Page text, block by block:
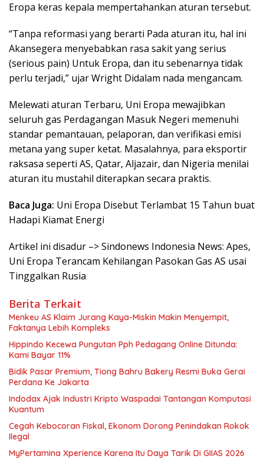
Eropa keras kepala mempertahankan aturan tersebut.
“Tanpa reformasi yang berarti Pada aturan itu, hal ini
Akansegera menyebabkan rasa sakit yang serius
(serious pain) Untuk Eropa, dan itu sebenarnya tidak
perlu terjadi,” ujar Wright Didalam nada mengancam.
Melewati aturan Terbaru, Uni Eropa mewajibkan
seluruh gas Perdagangan Masuk Negeri memenuhi
standar pemantauan, pelaporan, dan verifikasi emisi
metana yang super ketat. Masalahnya, para eksportir
raksasa seperti AS, Qatar, Aljazair, dan Nigeria menilai
aturan itu mustahil diterapkan secara praktis.
Baca Juga: Uni Eropa Disebut Terlambat 15 Tahun buat
Hadapi Kiamat Energi
Artikel ini disadur –> Sindonews Indonesia News: Apes,
Uni Eropa Terancam Kehilangan Pasokan Gas AS usai
Tinggalkan Rusia
Berita Terkait
Menkeu AS Klaim Jurang Kaya-Miskin Makin Menyempit,
Faktanya Lebih Kompleks
Hippindo Kecewa Pungutan Pph Pedagang Online Ditunda:
Kami Bayar 11%
Bidik Pasar Premium, Tiong Bahru Bakery Resmi Buka Gerai
Perdana Ke Jakarta
Indodax Ajak Industri Kripto Waspadai Tantangan Komputasi
Kuantum
Cegah Kebocoran Fiskal, Ekonom Dorong Penindakan Rokok
Ilegal
MyPertamina Xperience Karena Itu Daya Tarik Di GIIAS 2026